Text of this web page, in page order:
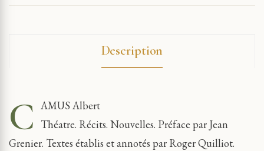
Description
C AMUS Albert
Théatre. Récits. Nouvelles. Préface par Jean
Grenier. Textes établis et annotés par Roger Quilliot.